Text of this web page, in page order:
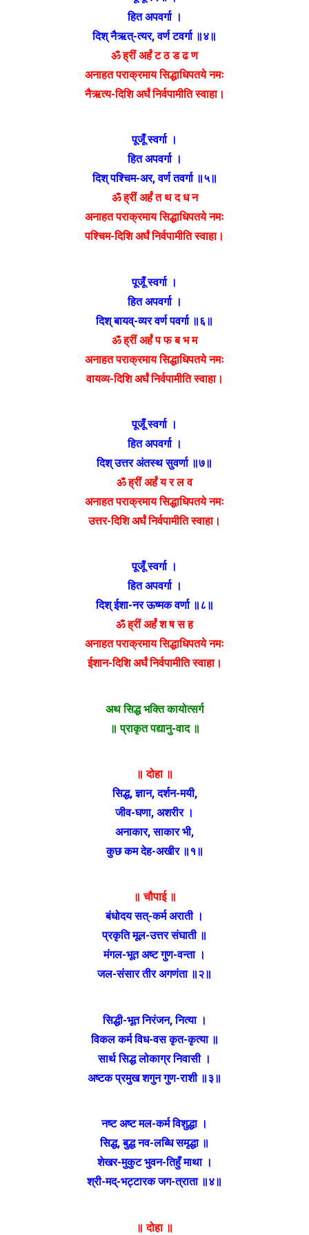
हित अपवर्गा ।
दिश् नैऋत्-त्यर, वर्ण टवर्गा ॥४॥
ॐ ह्रीं अर्हं ट ठ ड ढ ण
अनाहत पराक्रमाय सिद्धाधिपतये नमः
नैऋत्य-दिशि अर्घं निर्वपामीति स्वाहा।
पूजूँ स्वर्गा ।
हित अपवर्गा ।
दिश् पश्चिम-अर, वर्ण तवर्गा ॥५॥
ॐ ह्रीं अर्हं त थ द ध न
अनाहत पराक्रमाय सिद्धाधिपतये नमः
पश्चिम-दिशि अर्घं निर्वपामीति स्वाहा।
पूजूँ स्वर्गा ।
हित अपवर्गा ।
दिश् बायव्-व्यर वर्ण पवर्गा ॥६॥
ॐ ह्रीं अर्हं प फ ब भ म
अनाहत पराक्रमाय सिद्धाधिपतये नमः
वायव्य-दिशि अर्घं निर्वपामीति स्वाहा।
पूजूँ स्वर्गा ।
हित अपवर्गा ।
दिश् उत्तर अंतस्थ सुवर्णा ॥७॥
ॐ ह्रीं अर्हं य र ल व
अनाहत पराक्रमाय सिद्धाधिपतये नमः
उत्तर-दिशि अर्घं निर्वपामीति स्वाहा।
पूजूँ स्वर्गा ।
हित अपवर्गा ।
दिश् ईशा-नर ऊष्मक वर्णा ॥८॥
ॐ ह्रीं अर्हं श ष स ह
अनाहत पराक्रमाय सिद्धाधिपतये नमः
ईशान-दिशि अर्घं निर्वपामीति स्वाहा।
अथ सिद्ध भक्ति कायोत्सर्ग
॥ प्राकृत पद्यानु-वाद ॥
॥ दोहा ॥
सिद्ध, ज्ञान, दर्शन-मयी,
जीव-घणा, अशरीर ।
अनाकार, साकार भी,
कुछ कम देह-अखीर ॥१॥
॥ चौपाई ॥
बंधोदय सत्-कर्म अराती ।
प्रकृति मूल-उत्तर संघाती ॥
मंगल-भूत अष्ट गुण-वन्ता ।
जल-संसार तीर अगणंता ॥२॥
सिद्धी-भूत निरंजन, नित्या ।
विकल कर्म विध-वस कृत-कृत्या ॥
सार्थ सिद्ध लोकाग्र निवासी ।
अष्टक प्रमुख शगुन गुण-राशी ॥३॥
नष्ट अष्ट मल-कर्म विशुद्धा ।
सिद्ध, बुद्ध नव-लब्धि समृद्धा ॥
शेखर-मुकुट भुवन-तिहुँ माथा ।
श्री-मद्-भट्टारक जग-त्राता ॥४॥
॥ दोहा ॥